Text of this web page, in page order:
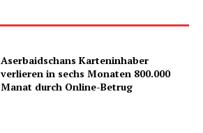
Aserbaidschans Karteninhaber
verlieren in sechs Monaten 800.000
Manat durch Online-Betrug